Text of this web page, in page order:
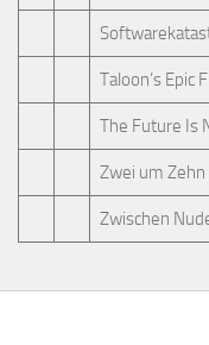
Taloon’s Epic
The Future Is
Zwei um Zehn
Zwischen